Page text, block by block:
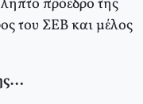
του ΣΕΒ και μέλος